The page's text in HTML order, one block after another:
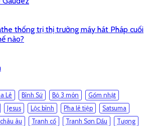
thống trị thị trường máy hát Pháp cuối
nào?
Lê Bình Sứ Bộ 3 món
Gốm nhật
Jesus Lộc bình Pha lê tiệp
Satsuma
âu Tranh cổ Tranh Sơn Dầu
Tượng